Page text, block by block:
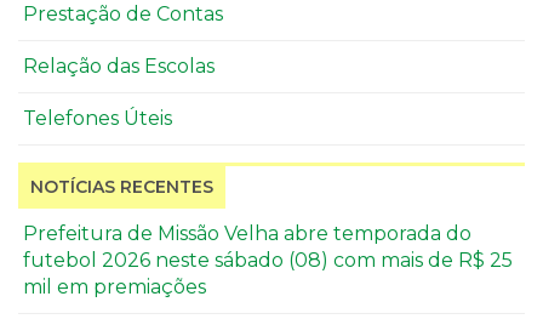
Prestação de Contas
Relação das Escolas
Telefones Úteis
NOTÍCIAS RECENTES
Prefeitura de Missão Velha abre temporada do
futebol 2026 neste sábado (08) com mais de R$ 25
mil em premiações